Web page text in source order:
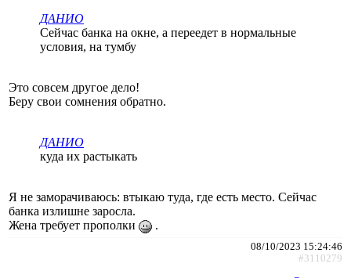
ДАНИО
Сейчас банка на окне, а переедет в нормальные
условия, на тумбу
Это совсем другое дело!
Беру свои сомнения обратно.
ДАНИО
куда их растыкать
Я не заморачиваюсь: втыкаю туда, где есть место. Сейчас
банка излишне заросла.
Жена требует прополки
.
08/10/2023 15:24:46
#3110279